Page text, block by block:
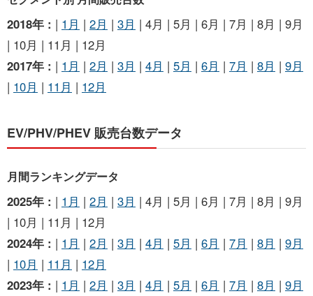
2018年 : | 1月 | 2月 | 3月 | 4月 | 5月 | 6月 | 7月 | 8月 | 9月
| 10月 | 11月 | 12月
2017年 : | 1月 | 2月 | 3月 | 4月 | 5月 | 6月 | 7月 | 8月 | 9月
| 10月 | 11月 | 12月
EV/PHV/PHEV 販売台数データ
月間ランキングデータ
2025年 : | 1月 | 2月 | 3月 | 4月 | 5月 | 6月 | 7月 | 8月 | 9月
| 10月 | 11月 | 12月
2024年 : | 1月 | 2月 | 3月 | 4月 | 5月 | 6月 | 7月 | 8月 | 9月
| 10月 | 11月 | 12月
2023年 : | 1月 | 2月 | 3月 | 4月 | 5月 | 6月 | 7月 | 8月 | 9月